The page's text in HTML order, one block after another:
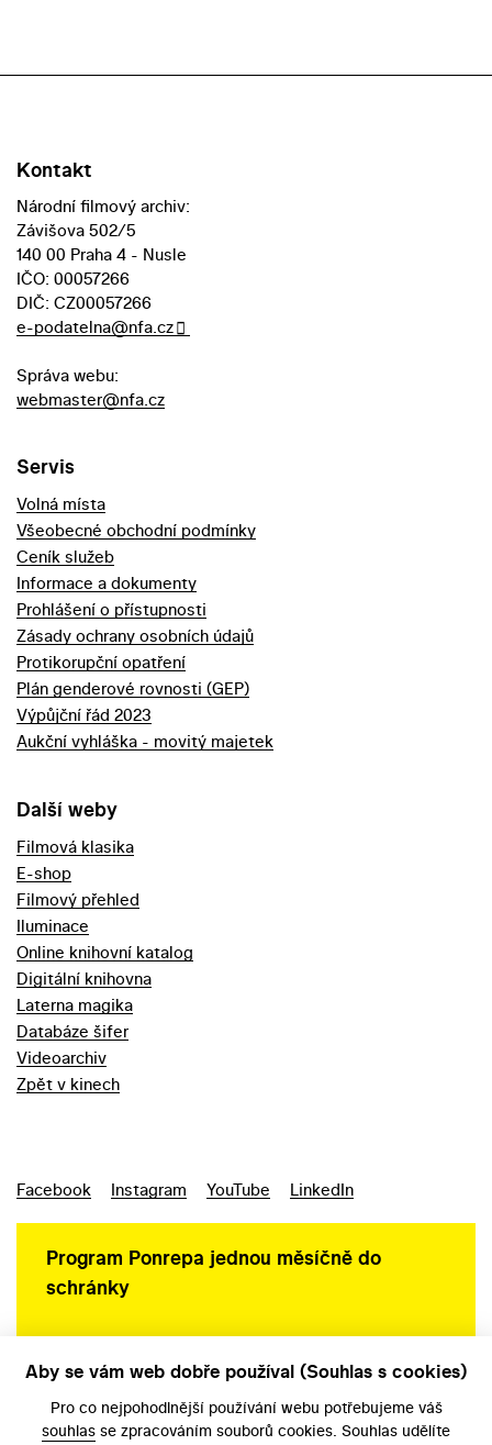
Kontakt
Národní filmový archiv:
Závišova 502/5
140 00 Praha 4 - Nusle
IČO: 00057266
DIČ: CZ00057266
e-podatelna@nfa.cz
Správa webu:
webmaster@nfa.cz
Servis
Volná místa
Všeobecné obchodní podmínky
Ceník služeb
Informace a dokumenty
Prohlášení o přístupnosti
Zásady ochrany osobních údajů
Protikorupční opatření
Plán genderové rovnosti (GEP)
Výpůjční řád 2023
Aukční vyhláška - movitý majetek
Další weby
Filmová klasika
E-shop
Filmový přehled
Iluminace
Online knihovní katalog
Digitální knihovna
Laterna magika
Databáze šifer
Videoarchiv
Zpět v kinech
Facebook Instagram YouTube LinkedIn
Program Ponrepa jednou měsíčně do
schránky
Aby se vám web dobře používal (Souhlas s cookies)
Pro co nejpohodlnější používání webu potřebujeme váš
souhlas se zpracováním souborů cookies. Souhlas udělíte